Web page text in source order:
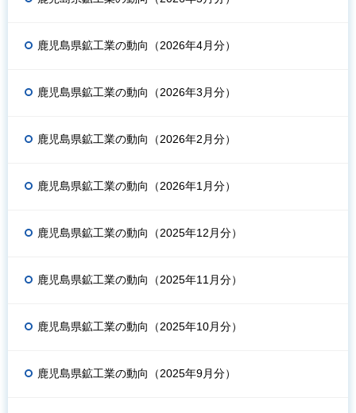
鹿児島県鉱工業の動向（2026年4月分）
鹿児島県鉱工業の動向（2026年3月分）
鹿児島県鉱工業の動向（2026年2月分）
鹿児島県鉱工業の動向（2026年1月分）
鹿児島県鉱工業の動向（2025年12月分）
鹿児島県鉱工業の動向（2025年11月分）
鹿児島県鉱工業の動向（2025年10月分）
鹿児島県鉱工業の動向（2025年9月分）